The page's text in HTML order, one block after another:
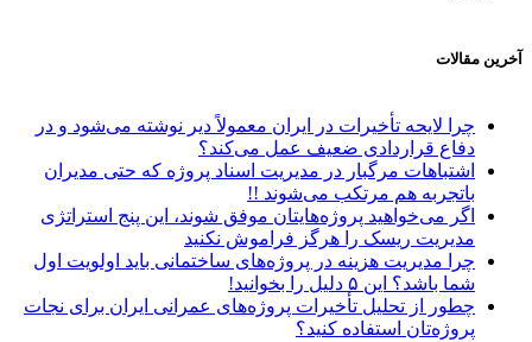
آخرین مقالات
چرا لایحه تأخیرات در ایران معمولاً دیر نوشته می‌شود و در
دفاع قراردادی ضعیف عمل می‌کند؟
اشتباهات مرگبار در مدیریت اسناد پروژه که حتی مدیران
باتجربه هم مرتکب می‌شوند !!
اگر می‌خواهید پروژه‌هایتان موفق شوند، این پنج استراتژی
مدیریت ریسک را هرگز فراموش نکنید
چرا مدیریت هزینه در پروژه‌های ساختمانی باید اولویت اول
شما باشد؟ این ۵ دلیل را بخوانید!
چطور از تحلیل تأخیرات پروژه‌های عمرانی ایران برای نجات
پروژه‌تان استفاده کنید؟